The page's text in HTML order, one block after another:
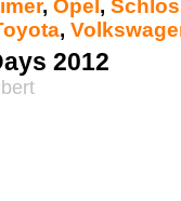
, Opel ,
,
2012